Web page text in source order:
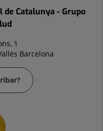
Catalunya - Grupo
1
Barcelona